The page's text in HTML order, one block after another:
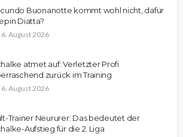
Buonanotte kommt wohl nicht, dafür
Diatta?
6. August 2026
atmet auf: Verletzter Profi
zurück im Training
6. August 2026
Trainer Neururer: Das bedeutet der
Aufstieg für die 2. Liga